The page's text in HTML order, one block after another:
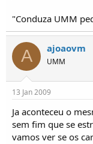
"Conduza UMM
A ajoaovm
UMM
13 Jan 2009
Ja aconteceu o
sem fim que se
vamos ver se os